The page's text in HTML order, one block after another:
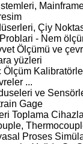
Çiy
- Nem
Ölçümü ve
yüzleri
Ölçüm
...
ve
Gage
Toplama
Proses